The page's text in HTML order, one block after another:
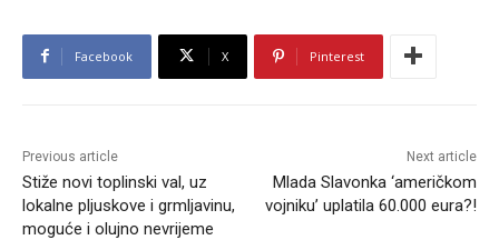
Facebook X Pinterest
Previous article
Stiže novi toplinski val, uz
lokalne pljuskove i grmljavinu,
moguće i olujno nevrijeme
Next article
Mlada Slavonka ‘američkom
vojniku’ uplatila 60.000 eura?!